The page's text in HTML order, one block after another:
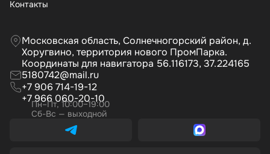
Контакты
Московская область, Солнечногорский район, д.
Хоругвино, территория нового ПромПарка.
Координаты для навигатора 56.116173, 37.224165
5180742@mail.ru
+7 906 714-19-12
+7 966 060-20-10
Пн–Пт, 10:00–19:00
Сб-Вс — выходной